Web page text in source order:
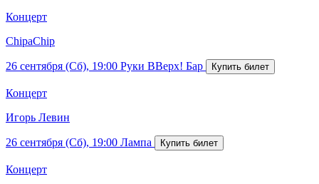
Концерт
ChipaChip
26 сентября (Сб), 19:00 Руки ВВерх! Бар
Концерт
Игорь Левин
26 сентября (Сб), 19:00 Лампа
Концерт